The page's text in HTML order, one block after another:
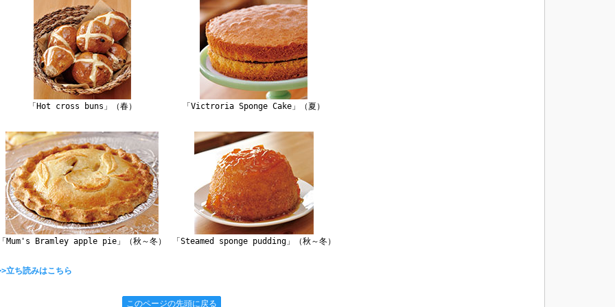
「Hot cross buns」（春） 「Victroria Sponge Cake」（夏）
Mum's Bramley apple pie」（秋～冬） 「Steamed sponge pudding」（秋～冬）
立ち読みはこちら
このページの先頭に戻る